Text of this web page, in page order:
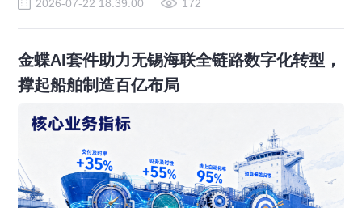
2026-07-22 18:39:00 172
金蝶AI套件助力无锡海联全链路数字化转型，
撑起船舶制造百亿布局